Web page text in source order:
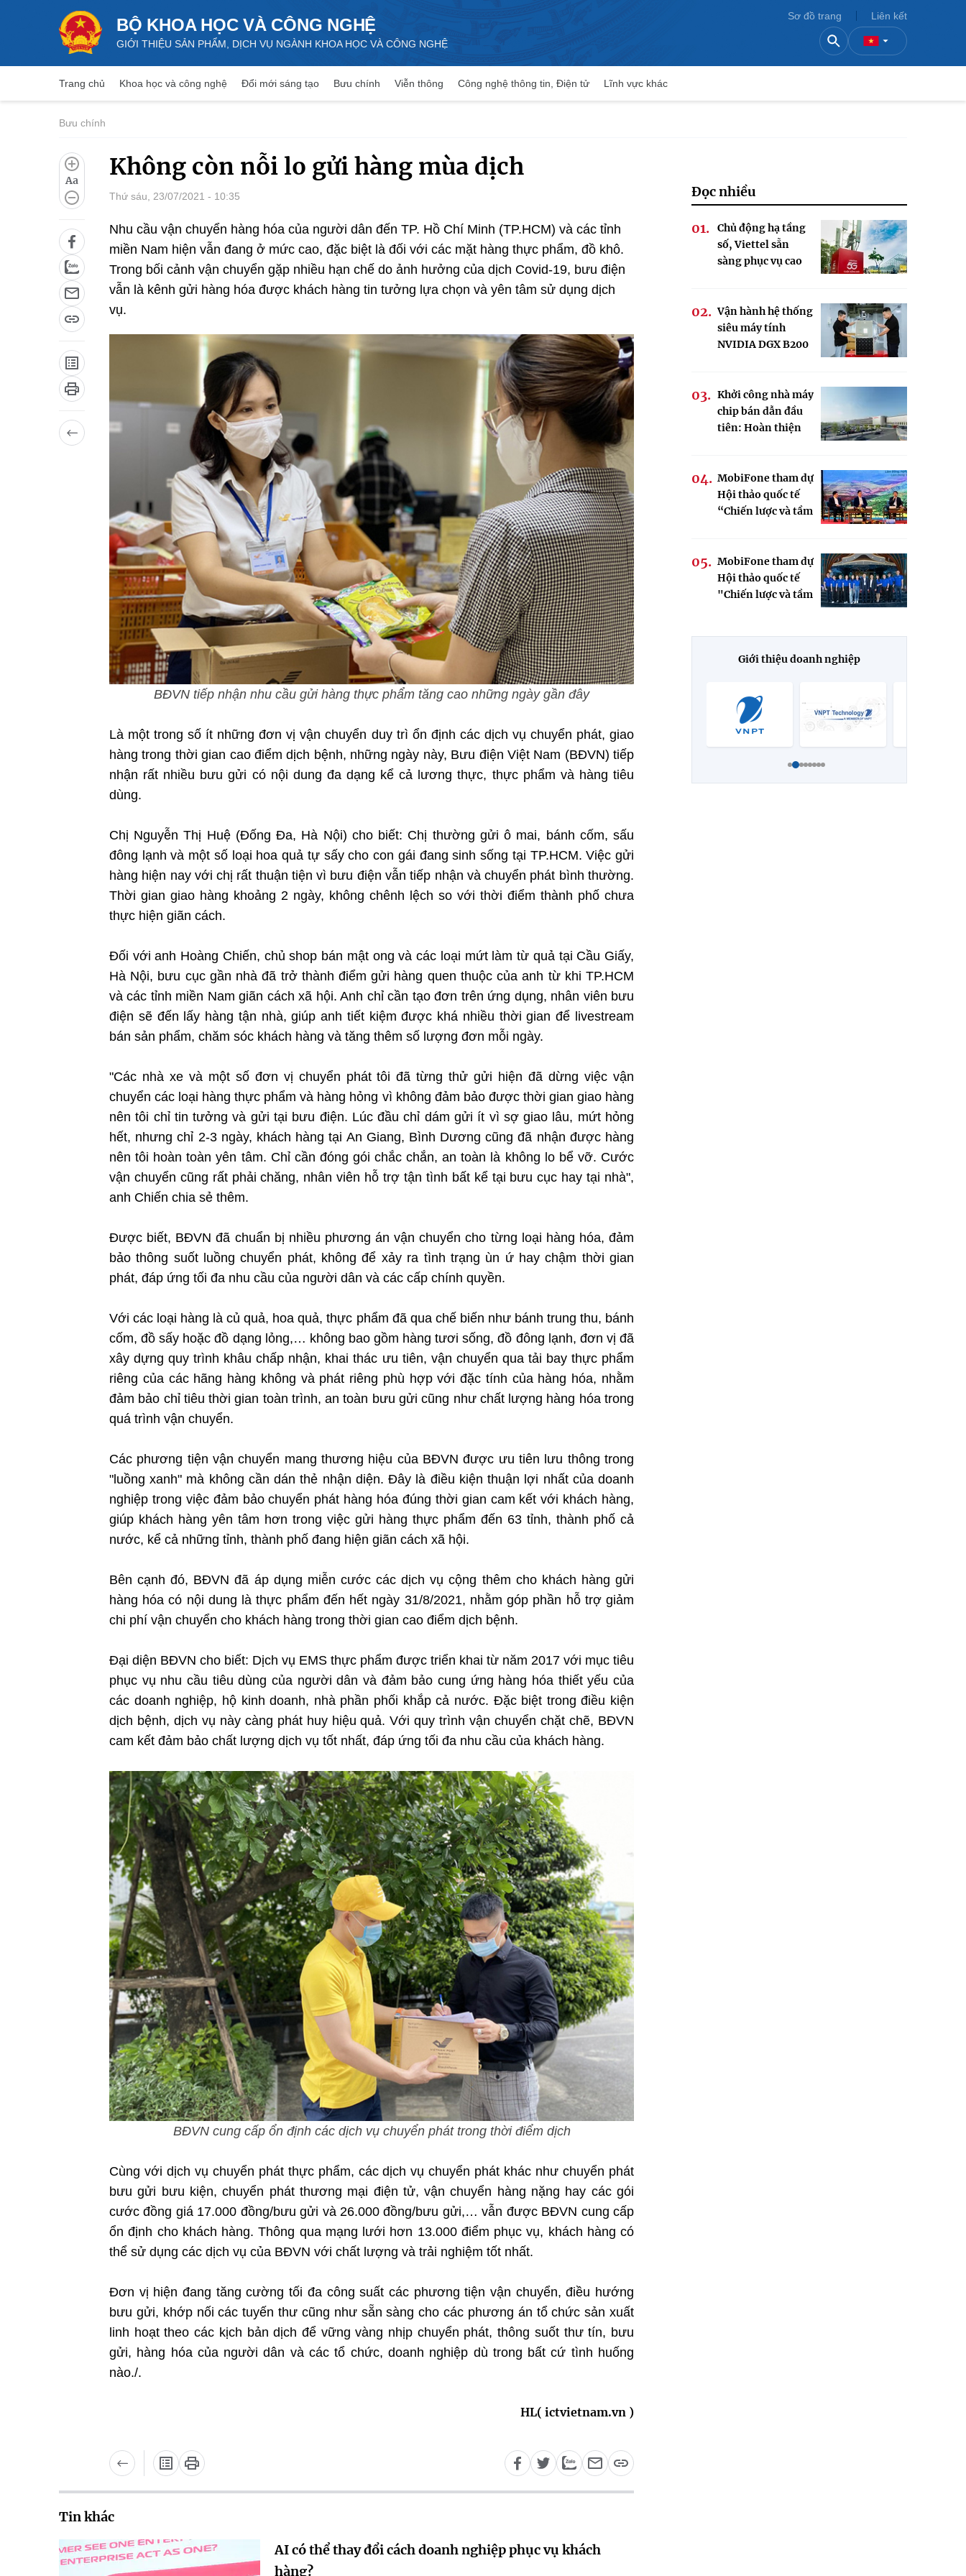
BỘ KHOA HỌC VÀ CÔNG NGHỆ
GIỚI THIỆU SẢN PHẨM, DỊCH VỤ NGÀNH KHOA HỌC VÀ CÔNG NGHỆ
Sơ đồ trang Liên kết
Trang chủ Khoa học và công nghệ Đổi mới sáng tạo Bưu chính Viễn thông Công nghệ thông tin, Điện tử Lĩnh vực khác
Bưu chính
Aa Không còn nỗi lo gửi hàng mùa dịch
Thứ sáu, 23/07/2021 - 10:35
Nhu cầu vận chuyển hàng hóa của người dân đến TP. Hồ Chí Minh (TP.HCM) và các tỉnh
miền Nam hiện vẫn đang ở mức cao, đặc biệt là đối với các mặt hàng thực phẩm, đồ khô.
Trong bối cảnh vận chuyển gặp nhiều hạn chế do ảnh hưởng của dịch Covid-19, bưu điện
vẫn là kênh gửi hàng hóa được khách hàng tin tưởng lựa chọn và yên tâm sử dụng dịch
vụ.
BĐVN tiếp nhận nhu cầu gửi hàng thực phẩm tăng cao những ngày gần đây
Là một trong số ít những đơn vị vận chuyển duy trì ổn định các dịch vụ chuyển phát, giao
hàng trong thời gian cao điểm dịch bệnh, những ngày này, Bưu điện Việt Nam (BĐVN) tiếp
nhận rất nhiều bưu gửi có nội dung đa dạng kể cả lương thực, thực phẩm và hàng tiêu
dùng.
Chị Nguyễn Thị Huệ (Đống Đa, Hà Nội) cho biết: Chị thường gửi ô mai, bánh cốm, sấu
đông lạnh và một số loại hoa quả tự sấy cho con gái đang sinh sống tại TP.HCM. Việc gửi
hàng hiện nay với chị rất thuận tiện vì bưu điện vẫn tiếp nhận và chuyển phát bình thường.
Thời gian giao hàng khoảng 2 ngày, không chênh lệch so với thời điểm thành phố chưa
thực hiện giãn cách.
Đối với anh Hoàng Chiến, chủ shop bán mật ong và các loại mứt làm từ quả tại Cầu Giấy,
Hà Nội, bưu cục gần nhà đã trở thành điểm gửi hàng quen thuộc của anh từ khi TP.HCM
và các tỉnh miền Nam giãn cách xã hội. Anh chỉ cần tạo đơn trên ứng dụng, nhân viên bưu
điện sẽ đến lấy hàng tận nhà, giúp anh tiết kiệm được khá nhiều thời gian để livestream
bán sản phẩm, chăm sóc khách hàng và tăng thêm số lượng đơn mỗi ngày.
"Các nhà xe và một số đơn vị chuyển phát tôi đã từng thử gửi hiện đã dừng việc vận
chuyển các loại hàng thực phẩm và hàng hỏng vì không đảm bảo được thời gian giao hàng
nên tôi chỉ tin tưởng và gửi tại bưu điện. Lúc đầu chỉ dám gửi ít vì sợ giao lâu, mứt hỏng
hết, nhưng chỉ 2-3 ngày, khách hàng tại An Giang, Bình Dương cũng đã nhận được hàng
nên tôi hoàn toàn yên tâm. Chỉ cần đóng gói chắc chắn, an toàn là không lo bể vỡ. Cước
vận chuyển cũng rất phải chăng, nhân viên hỗ trợ tận tình bất kể tại bưu cục hay tại nhà",
anh Chiến chia sẻ thêm.
Được biết, BĐVN đã chuẩn bị nhiều phương án vận chuyển cho từng loại hàng hóa, đảm
bảo thông suốt luồng chuyển phát, không để xảy ra tình trạng ùn ứ hay chậm thời gian
phát, đáp ứng tối đa nhu cầu của người dân và các cấp chính quyền.
Với các loại hàng là củ quả, hoa quả, thực phẩm đã qua chế biến như bánh trung thu, bánh
cốm, đồ sấy hoặc đồ dạng lỏng,… không bao gồm hàng tươi sống, đồ đông lạnh, đơn vị đã
xây dựng quy trình khâu chấp nhận, khai thác ưu tiên, vận chuyển qua tải bay thực phẩm
riêng của các hãng hàng không và phát riêng phù hợp với đặc tính của hàng hóa, nhằm
đảm bảo chỉ tiêu thời gian toàn trình, an toàn bưu gửi cũng như chất lượng hàng hóa trong
quá trình vận chuyển.
Các phương tiện vận chuyển mang thương hiệu của BĐVN được ưu tiên lưu thông trong
"luồng xanh" mà không cần dán thẻ nhận diện. Đây là điều kiện thuận lợi nhất của doanh
nghiệp trong việc đảm bảo chuyển phát hàng hóa đúng thời gian cam kết với khách hàng,
giúp khách hàng yên tâm hơn trong việc gửi hàng thực phẩm đến 63 tỉnh, thành phố cả
nước, kể cả những tỉnh, thành phố đang hiện giãn cách xã hội.
Bên cạnh đó, BĐVN đã áp dụng miễn cước các dịch vụ cộng thêm cho khách hàng gửi
hàng hóa có nội dung là thực phẩm đến hết ngày 31/8/2021, nhằm góp phần hỗ trợ giảm
chi phí vận chuyển cho khách hàng trong thời gian cao điểm dịch bệnh.
Đại diện BĐVN cho biết: Dịch vụ EMS thực phẩm được triển khai từ năm 2017 với mục tiêu
phục vụ nhu cầu tiêu dùng của người dân và đảm bảo cung ứng hàng hóa thiết yếu của
các doanh nghiệp, hộ kinh doanh, nhà phần phối khắp cả nước. Đặc biệt trong điều kiện
dịch bệnh, dịch vụ này càng phát huy hiệu quả. Với quy trình vận chuyển chặt chẽ, BĐVN
cam kết đảm bảo chất lượng dịch vụ tốt nhất, đáp ứng tối đa nhu cầu của khách hàng.
BĐVN cung cấp ổn định các dịch vụ chuyển phát trong thời điểm dịch
Cùng với dịch vụ chuyển phát thực phẩm, các dịch vụ chuyển phát khác như chuyển phát
bưu gửi bưu kiện, chuyển phát thương mại điện tử, vận chuyển hàng nặng hay các gói
cước đồng giá 17.000 đồng/bưu gửi và 26.000 đồng/bưu gửi,… vẫn được BĐVN cung cấp
ổn định cho khách hàng. Thông qua mạng lưới hơn 13.000 điểm phục vụ, khách hàng có
thể sử dụng các dịch vụ của BĐVN với chất lượng và trải nghiệm tốt nhất.
Đơn vị hiện đang tăng cường tối đa công suất các phương tiện vận chuyển, điều hướng
bưu gửi, khớp nối các tuyến thư cũng như sẵn sàng cho các phương án tổ chức sản xuất
linh hoạt theo các kịch bản dịch để vững vàng nhịp chuyển phát, thông suốt thư tín, bưu
gửi, hàng hóa của người dân và các tổ chức, doanh nghiệp dù trong bất cứ tình huống
nào./.
HL( ictvietnam.vn )
Tin khác
AI có thể thay đổi cách doanh nghiệp phục vụ khách
hàng?
Đọc nhiều
Chủ động hạ tầng
số, Viettel sẵn
sàng phục vụ cao
Vận hành hệ thống
siêu máy tính
NVIDIA DGX B200
Khởi công nhà máy
chip bán dẫn đầu
tiên: Hoàn thiện
nghệ
MobiFone tham dự
Hội thảo quốc tế
“Chiến lược và tầm
Di Linh”
MobiFone tham dự
Hội thảo quốc tế
"Chiến lược và tầm
Giới thiệu doanh nghiệp